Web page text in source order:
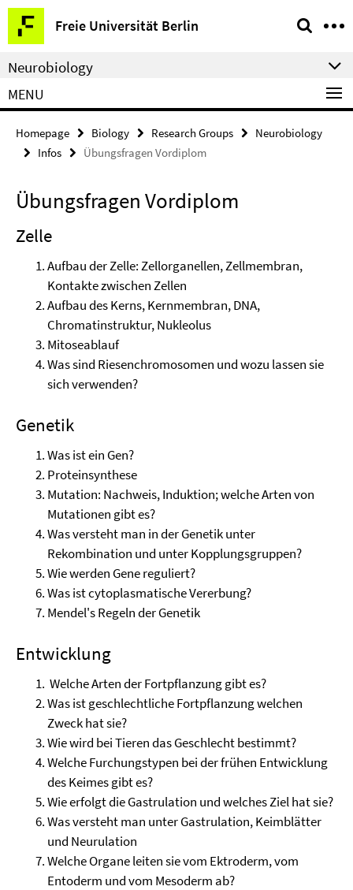
Springe
direkt
zu
Inhalt
Freie Universität Berlin
Service
Navigation
Neurobiology
MENU
Homepage Biology Research Groups
Neurobiology
Infos
Übungsfragen Vordiplom
Übungsfragen Vordiplom
Zelle
Aufbau der Zelle: Zellorganellen, Zellmembran,
Kontakte zwischen Zellen
Aufbau des Kerns, Kernmembran, DNA,
Chromatinstruktur, Nukleolus
Mitoseablauf
Was sind Riesenchromosomen und wozu lassen sie
sich verwenden?
Genetik
Was ist ein Gen?
Proteinsynthese
Mutation: Nachweis, Induktion; welche Arten von
Mutationen gibt es?
Was versteht man in der Genetik unter
Rekombination und unter Kopplungsgruppen?
Wie werden Gene reguliert?
Was ist cytoplasmatische Vererbung?
Mendel's Regeln der Genetik
Entwicklung
Welche Arten der Fortpflanzung gibt es?
Was ist geschlechtliche Fortpflanzung welchen
Zweck hat sie?
Wie wird bei Tieren das Geschlecht bestimmt?
Welche Furchungstypen bei der frühen Entwicklung
des Keimes gibt es?
Wie erfolgt die Gastrulation und welches Ziel hat sie?
Was versteht man unter Gastrulation, Keimblätter
und Neurulation
Welche Organe leiten sie vom Ektroderm, vom
Entoderm und vom Mesoderm ab?